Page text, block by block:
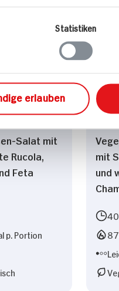
Statistiken
erlauben
Salat mit
Rucola,
Feta
p. Portion
mit
und
40